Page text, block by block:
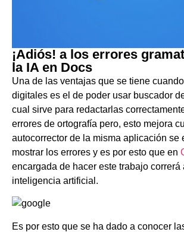
¡Adiós! a los errores
la IA en Docs
Una de las ventajas que se tiene
digitales es el de poder usar buscador
cual sirve para redactarlas
errores de ortografía pero, esto mejora
autocorrector de la misma aplicación se
mostrar los errores y es por esto que en
encargada de hacer este trabajo correrá
inteligencia artificial.
Es por esto que se ha dado a conocer